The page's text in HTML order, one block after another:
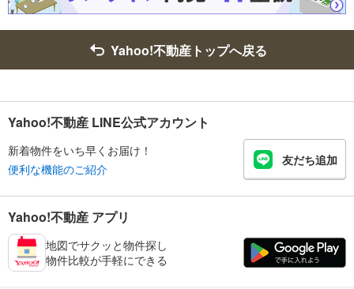
Yahoo!不動産トップへ戻る
Yahoo!不動産 LINE公式アカウント
新着物件をいち早くお届け！
便利な機能のご紹介
友だち追加
Yahoo!不動産 アプリ
地図でサクッと物件探し
物件比較が手軽にできる